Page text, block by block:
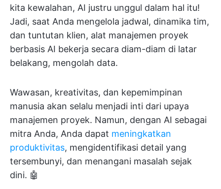
kita kewalahan, AI justru unggul dalam hal itu!
Jadi, saat Anda mengelola jadwal, dinamika tim,
dan tuntutan klien, alat manajemen proyek
berbasis AI bekerja secara diam-diam di latar
belakang, mengolah data.
Wawasan, kreativitas, dan kepemimpinan
manusia akan selalu menjadi inti dari upaya
manajemen proyek. Namun, dengan AI sebagai
mitra Anda, Anda dapat meningkatkan
produktivitas, mengidentifikasi detail yang
tersembunyi, dan menangani masalah sejak
dini. 🤖